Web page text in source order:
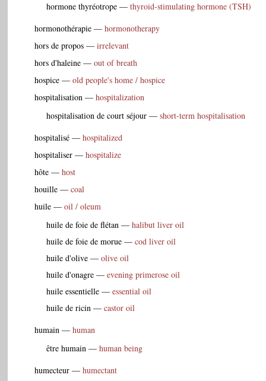
hormone thyréotrope — thyroid-stimulating hormone (TSH)
hormonothérapie — hormonotherapy
hors de propos — irrelevant
hors d'haleine — out of breath
hospice — old people's home / hospice
hospitalisation — hospitalization
hospitalisation de court séjour — short-term hospitalisation
hospitalisé — hospitalized
hospitaliser — hospitalize
hôte — host
houille — coal
huile — oil / oleum
huile de foie de flétan — halibut liver oil
huile de foie de morue — cod liver oil
huile d'olive — olive oil
huile d'onagre — evening primerose oil
huile essentielle — essential oil
huile de ricin — castor oil
humain — human
être humain — human being
humecteur — humectant